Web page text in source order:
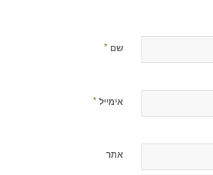
שם *
אימייל *
אתר